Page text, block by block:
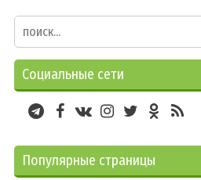
Социальные сети
Популярные страницы